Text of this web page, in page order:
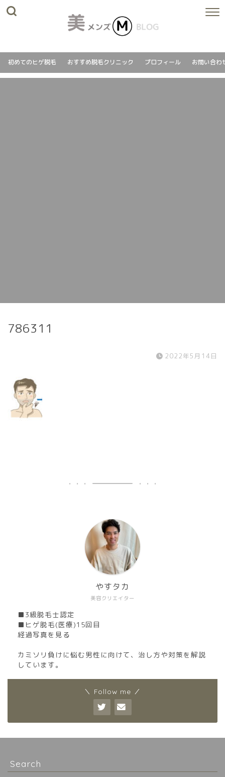
初めてのヒゲ脱毛 おすすめ脱毛クリニック プロフィール お問い合わ
786311
2022年5月14日
美容クリエイター
やすタカ
■3級脱毛士認定
■ヒゲ脱毛(医療)15回目
経過写真を見る
カミソリ負けに悩む男性に向けて、治し方や対策を解説
しています。
＼ Follow me ／
Search